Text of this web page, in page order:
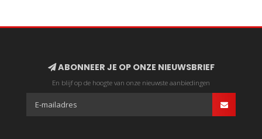
ABONNEER JE OP ONZE NIEUWSBRIEF
En blijf op de hoogte van onze nieuwste aanbiedingen